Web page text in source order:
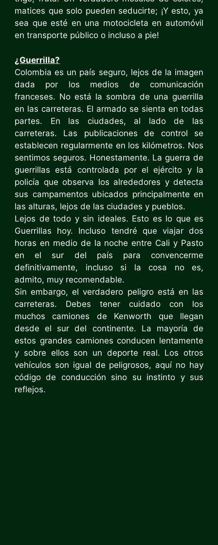
matices que solo pueden seducirte; ¡Y esto, ya
sea que esté en una motocicleta en automóvil
en transporte público o incluso a pie!
¿Guerrilla?
Colombia es un país seguro, lejos de la imagen
dada por los medios de comunicación
franceses. No está la sombra de una guerrilla
en las carreteras. El armado se sienta en todas
partes. En las ciudades, al lado de las
carreteras. Las publicaciones de control se
establecen regularmente en los kilómetros. Nos
sentimos seguros. Honestamente. La guerra de
guerrillas está controlada por el ejército y la
policía que observa los alrededores y detecta
sus campamentos ubicados principalmente en
las alturas, lejos de las ciudades y pueblos.
Lejos de todo y sin ideales. Esto es lo que es
Guerrillas hoy. Incluso tendré que viajar dos
horas en medio de la noche entre Cali y Pasto
en el sur del país para convencerme
definitivamente, incluso si la cosa no es,
admito, muy recomendable.
Sin embargo, el verdadero peligro está en las
carreteras. Debes tener cuidado con los
muchos camiones de Kenworth que llegan
desde el sur del continente. La mayoría de
estos grandes camiones conducen lentamente
y sobre ellos son un deporte real. Los otros
vehículos son igual de peligrosos, aquí no hay
código de conducción sino su instinto y sus
reflejos.